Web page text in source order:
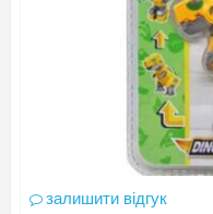
залишити відгук